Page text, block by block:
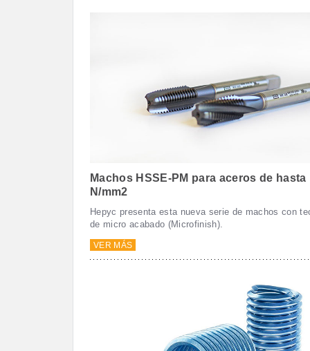
Machos HSSE-PM para aceros de hasta
N/mm2
Hepyc presenta esta nueva serie de machos con
de micro acabado (Microfinish).
VER MÁS